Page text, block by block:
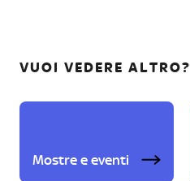
VUOI VEDERE ALTRO?
Mostre e eventi